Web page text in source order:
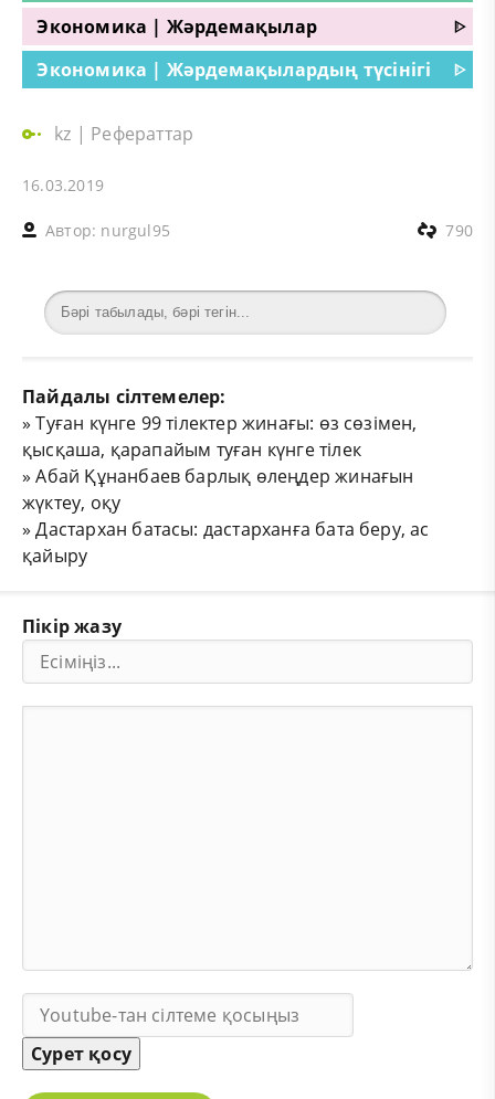
Экономика | Жәрдемақылар
ᐈ
Экономика | Жәрдемақылардың түсінігі
ᐈ
kz | Рефераттар
16.03.2019
Автор: nurgul95 790
Пайдалы сілтемелер:
»Туған күнге 99 тілектер жинағы: өз сөзімен,
қысқаша, қарапайым туған күнге тілек
»Абай Құнанбаев барлық өлеңдер жинағын
жүктеу, оқу
»Дастархан батасы: дастарханға бата беру, ас
қайыру
Пікір жазу
Сурет қосу